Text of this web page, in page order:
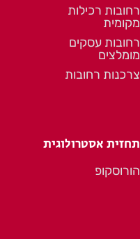
רחובות רכילות
מקומית
רחובות עסקים
מומלצים
צרכנות רחובות
תחזית אסטרולוגית
הורוסקופ